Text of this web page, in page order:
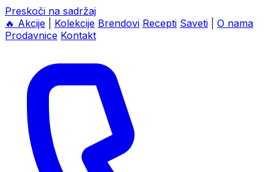
Preskoči na sadržaj
🔥 Akcije Kolekcije Brendovi Recepti Saveti
O nama
Prodavnice Kontakt